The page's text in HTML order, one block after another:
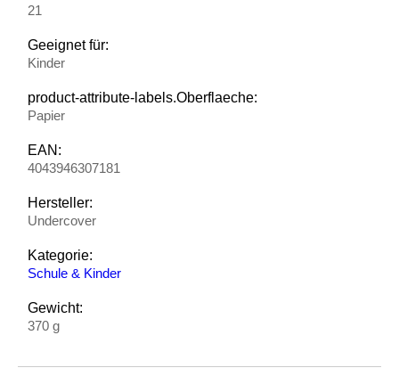
21
Geeignet für:
Kinder
product-attribute-labels.Oberflaeche:
Papier
EAN:
4043946307181
Hersteller:
Undercover
Kategorie:
Schule & Kinder
Gewicht:
370 g